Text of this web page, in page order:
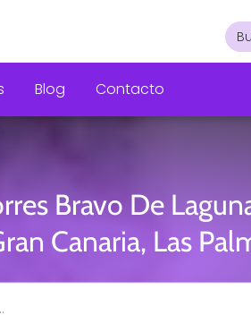
Blog Contacto
Bravo De
Canaria, Las